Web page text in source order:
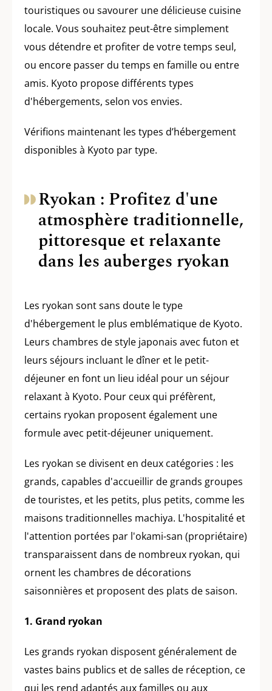
touristiques ou savourer une délicieuse cuisine
locale. Vous souhaitez peut-être simplement
vous détendre et profiter de votre temps seul,
ou encore passer du temps en famille ou entre
amis. Kyoto propose différents types
d'hébergements, selon vos envies.
Vérifions maintenant les types d’hébergement
disponibles à Kyoto par type.
Ryokan : Profitez d'une
atmosphère traditionnelle,
pittoresque et relaxante
dans les auberges ryokan
Les ryokan sont sans doute le type
d'hébergement le plus emblématique de Kyoto.
Leurs chambres de style japonais avec futon et
leurs séjours incluant le dîner et le petit-
déjeuner en font un lieu idéal pour un séjour
relaxant à Kyoto. Pour ceux qui préfèrent,
certains ryokan proposent également une
formule avec petit-déjeuner uniquement.
Les ryokan se divisent en deux catégories : les
grands, capables d'accueillir de grands groupes
de touristes, et les petits, plus petits, comme les
maisons traditionnelles machiya. L'hospitalité et
l'attention portées par l'okami-san (propriétaire)
transparaissent dans de nombreux ryokan, qui
ornent les chambres de décorations
saisonnières et proposent des plats de saison.
1. Grand ryokan
Les grands ryokan disposent généralement de
vastes bains publics et de salles de réception, ce
qui les rend adaptés aux familles ou aux